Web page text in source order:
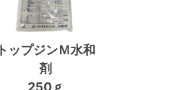
トップジンＭ水和
剤
250ｇ